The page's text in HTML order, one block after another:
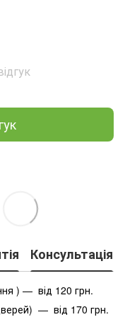
Консультація
) — від 120 грн.
— від 170 грн.